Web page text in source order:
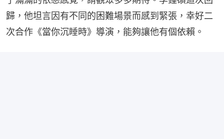
歸，他坦言因有不同的困難場景而感到緊張，幸好二
次合作《當你沉睡時》導演，能夠讓他有個依賴。